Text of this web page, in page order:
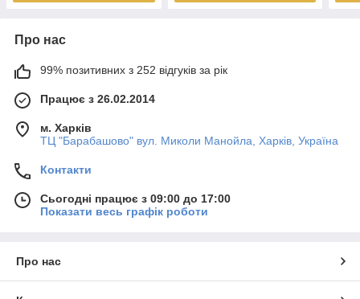
Про нас
99% позитивних з 252 відгуків за рік
Працює з 26.02.2014
м. Харків
ТЦ "Барабашово" вул. Миколи Манойла, Харків, Україна
Контакти
Сьогодні працює з 09:00 до 17:00
Показати весь графік роботи
Про нас